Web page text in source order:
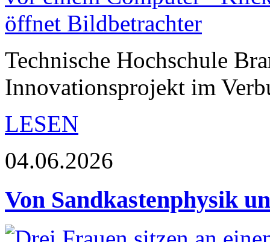
Technische Hochschule
Innovationsprojekt im
LESEN
04.06.2026
Von Sandkastenphysik